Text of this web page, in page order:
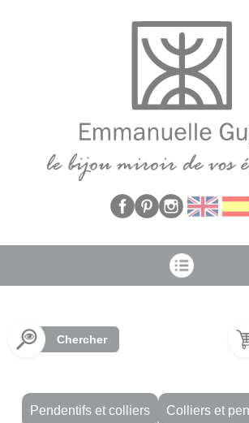
Chercher
Pendentifs et colliers Colliers et